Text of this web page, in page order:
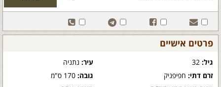
פרטים אישיים
גיל: עיר:נתניה
זרם דתי: חפיפניק גובה:170 ס"מ